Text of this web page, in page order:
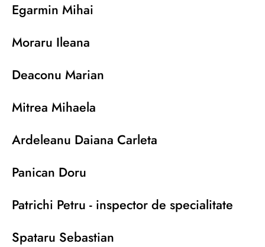
Egarmin Mihai
Moraru Ileana
Deaconu Marian
Mitrea Mihaela
Ardeleanu Daiana Carleta
Panican Doru
Patrichi Petru - inspector de specialitate
Spataru Sebastian